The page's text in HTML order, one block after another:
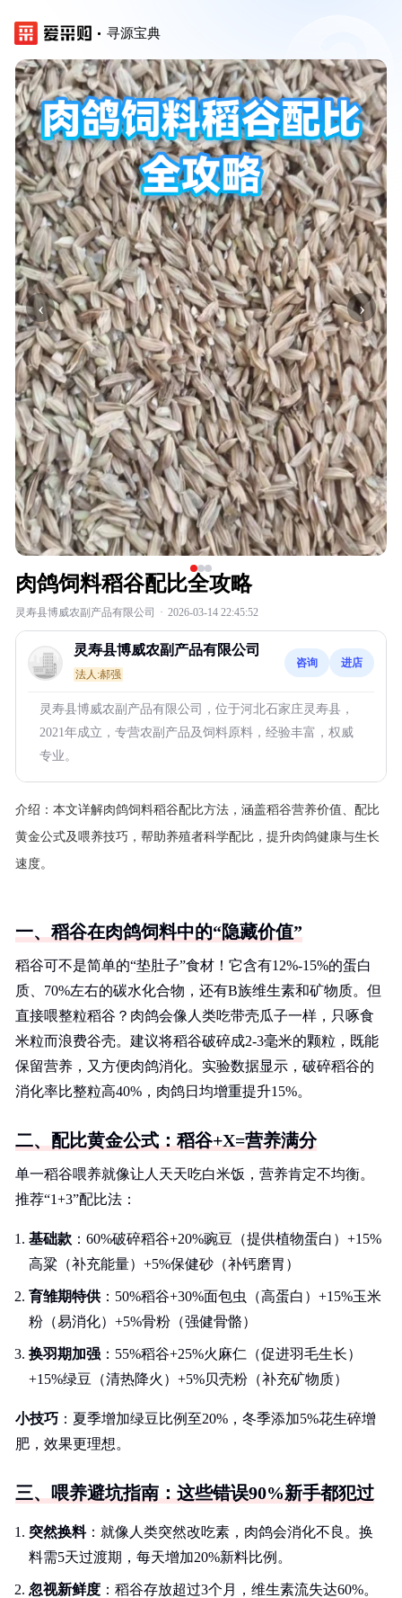
寻源宝典
‹ ›
肉鸽饲料稻谷配比全攻略
灵寿县博威农副产品有限公司 · 2026-03-14 22:45:52
灵寿县博威农副产品有限公司
法人:郝强
咨询 进店
灵寿县博威农副产品有限公司，位于河北石家庄灵寿县，
2021年成立，专营农副产品及饲料原料，经验丰富，权威
专业。
介绍： 本文详解肉鸽饲料稻谷配比方法，涵盖稻谷营养价值、配比
黄金公式及喂养技巧，帮助养殖者科学配比，提升肉鸽健康与生长
速度。
一、稻谷在肉鸽饲料中的“隐藏价值”
稻谷可不是简单的“垫肚子”食材！它含有12%-15%的蛋白
质、70%左右的碳水化合物，还有B族维生素和矿物质。但
直接喂整粒稻谷？肉鸽会像人类吃带壳瓜子一样，只啄食
米粒而浪费谷壳。建议将稻谷破碎成2-3毫米的颗粒，既能
保留营养，又方便肉鸽消化。实验数据显示，破碎稻谷的
消化率比整粒高40%，肉鸽日均增重提升15%。
二、配比黄金公式：稻谷+X=营养满分
单一稻谷喂养就像让人天天吃白米饭，营养肯定不均衡。
推荐“1+3”配比法：
基础款 ：60%破碎稻谷+20%豌豆（提供植物蛋白）+15%
高粱（补充能量）+5%保健砂（补钙磨胃）
育雏期特供：50%稻谷+30%面包虫（高蛋白）+15%玉米
粉（易消化）+5%骨粉（强健骨骼）
换羽期加强 ：55%稻谷+25%火麻仁（促进羽毛生长）
+15%绿豆（清热降火）+5%贝壳粉（补充矿物质）
小技巧 ：夏季增加绿豆比例至20%，冬季添加5%花生碎增
肥，效果更理想。
三、喂养避坑指南：这些错误90%新手都犯过
突然换料：就像人类突然改吃素，肉鸽会消化不良。换
料需5天过渡期，每天增加20%新料比例。
忽视新鲜度 ：稻谷存放超过3个月，维生素流失达60%。